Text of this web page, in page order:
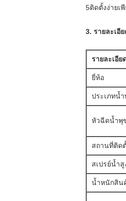
5ติดตั้งง่ายเ
3. รายละเอี
รายละเอี
ยี่ห้อ
ประเภทน้
หัวฉีดน้ำพุ
สถานที่ติด
สเปรย์น้ำสู
น้ำหนักสิน